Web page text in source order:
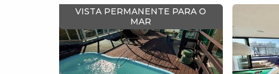
VISTA PERMANENTE PARA O
MAR